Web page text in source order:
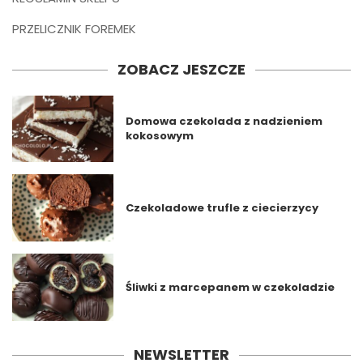
PRZELICZNIK FOREMEK
ZOBACZ JESZCZE
Domowa czekolada z nadzieniem
kokosowym
Czekoladowe trufle z ciecierzycy
Śliwki z marcepanem w czekoladzie
NEWSLETTER